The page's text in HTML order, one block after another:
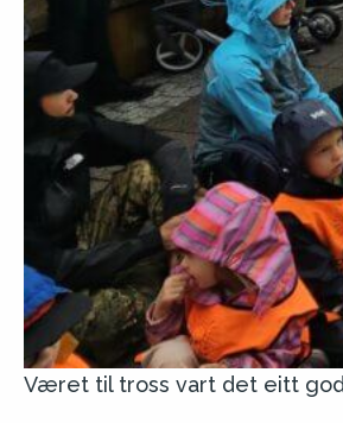
Været til tross vart det eitt